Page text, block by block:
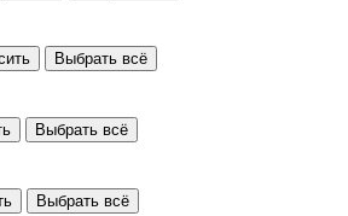
Выбрать всё
Выбрать всё
Выбрать всё